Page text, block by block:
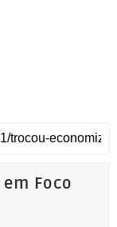
Foco